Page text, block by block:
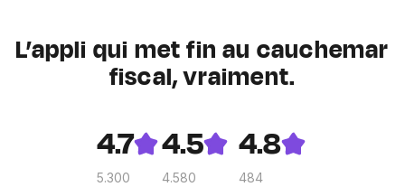
L’appli qui met fin au cauchemar
fiscal, vraiment.
4.7
5.300
4.5
4.580
4.8
484